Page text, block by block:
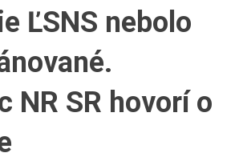
ĽSNS nebolo
NR SR hovorí o